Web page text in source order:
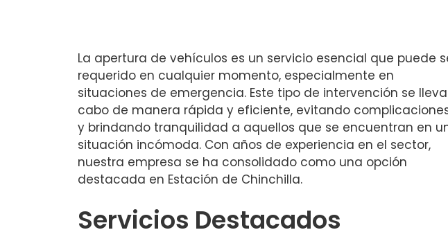
La apertura de vehículos es un servicio esencial que puede
requerido en cualquier momento, especialmente en
situaciones de emergencia. Este tipo de intervención se
cabo de manera rápida y eficiente, evitando
y brindando tranquilidad a aquellos que se encuentran en
situación incómoda. Con años de experiencia en el sector,
nuestra empresa se ha consolidado como una opción
destacada en Estación de Chinchilla.
Servicios Destacados